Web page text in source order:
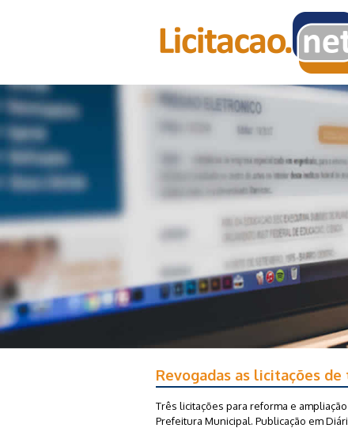
Revogadas as licitações
Três licitações para reforma e
Prefeitura Municipal. Publicação em